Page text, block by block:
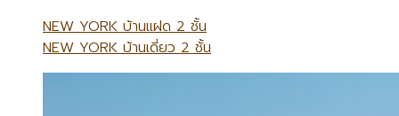
NEW YORK บ้านแฝด 2 ชั้น
NEW YORK บ้านเดี่ยว 2 ชั้น